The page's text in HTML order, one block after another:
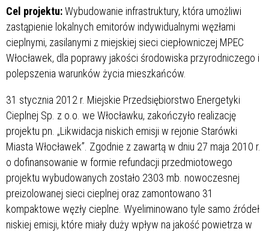
Cel projektu:Wybudowanie infrastruktury, która umożliwi
zastąpienie lokalnych emitorów indywidualnymi węzłami
cieplnymi, zasilanymi z miejskiej sieci ciepłowniczej MPEC
Włocławek, dla poprawy jakości środowiska przyrodniczego i
polepszenia warunków życia mieszkańców.
31 stycznia 2012 r. Miejskie Przedsiębiorstwo Energetyki
Cieplnej Sp. z o.o. we Włocławku, zakończyło realizację
projektu pn. „Likwidacja niskich emisji w rejonie Starówki
Miasta Włocławek”. Zgodnie z zawartą w dniu 27 maja 2010 r.
o dofinansowanie w formie refundacji przedmiotowego
projektu wybudowanych zostało 2303 mb. nowoczesnej
preizolowanej sieci cieplnej oraz zamontowano 31
kompaktowe węzły cieplne. Wyeliminowano tyle samo źródeł
niskiej emisji, które miały duży wpływ na jakość powietrza w